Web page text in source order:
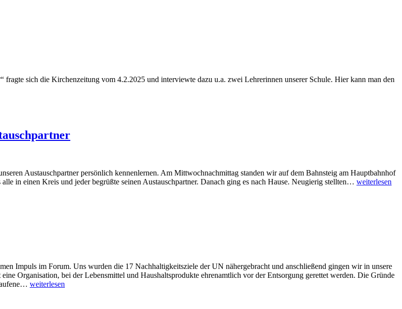
sich die Kirchenzeitung vom 4.2.2025 und interviewte dazu u.a. zwei Lehrerinnen unserer Schule. Hier kann man den
Austauschpartner persönlich kennenlernen. Am Mittwochnachmittag standen wir auf dem Bahnsteig am Hauptbahnhof
in einen Kreis und jeder begrüßte seinen Austauschpartner. Danach ging es nach Hause. Neugierig stellten… weiterlesen
Impuls im Forum. Uns wurden die 17 Nachhaltigkeitsziele der UN nähergebracht und anschließend gingen wir in unsere
Organisation, bei der Lebensmittel und Haushaltsprodukte ehrenamtlich vor der Entsorgung gerettet werden. Die Gründe
Foodsharing
weiterlesen